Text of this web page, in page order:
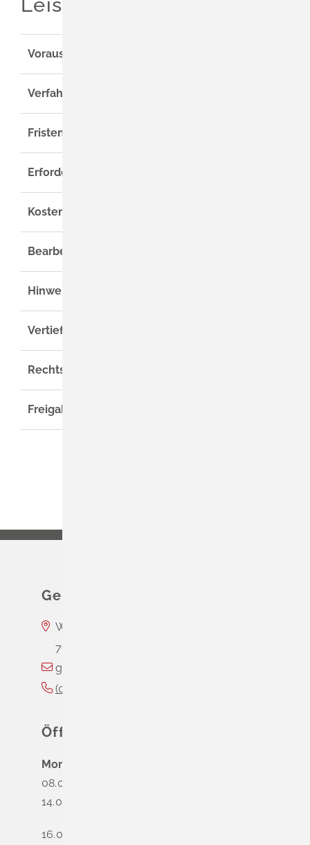
Voraussetzungen
Verfahrensablauf
Fristen
Erforderliche Unterlagen
Kosten
Bearbeitungsdauer
Hinweise
Vertiefende Informationen
Rechtsgrundlage
Freigabevermerk
Gemeinde Schliengen
Wasserschloss Entenstein
79418
gemeinde@schliengen.de
(0
Öffnungszeiten
Montag
08.00 - 12.00 Uhr
14.00 - 16.00 Uhr
16.00 - 18.00 Uhr